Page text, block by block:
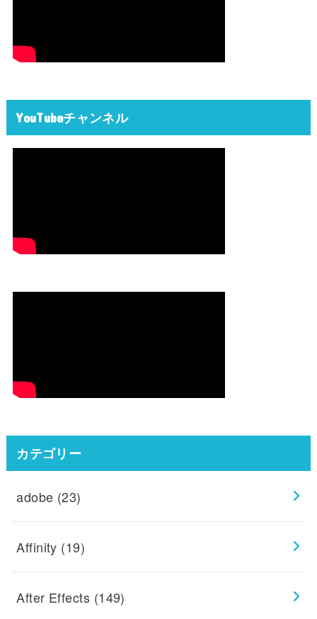
YouTubeチャンネル
カテゴリー
adobe (23)
Affinity (19)
After Effects (149)